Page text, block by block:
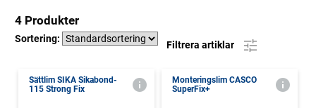
4 Produkter
Sortering:
Filtrera artiklar
Sättlim SIKA Sikabond-
115 Strong Fix
Monteringslim CASCO
SuperFix+